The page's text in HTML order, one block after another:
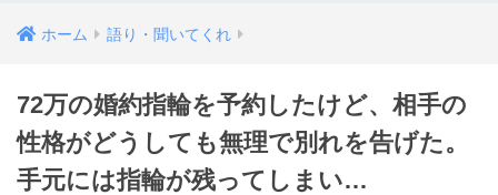
ホーム 語り・聞いてくれ
72万の婚約指輪を予約したけど、相手の
性格がどうしても無理で別れを告げた。
手元には指輪が残ってしまい…